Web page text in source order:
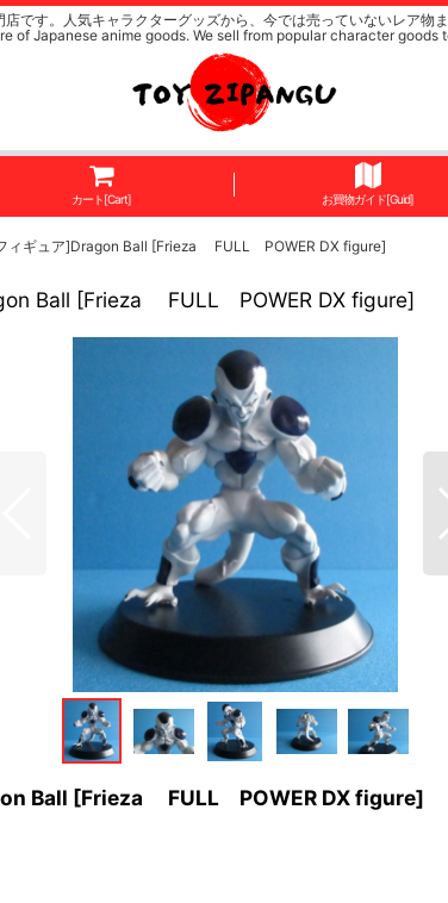
です。人気キャラクターグッズから、今では売っていないレア物
of Japanese anime goods. We sell from popular character goods
カート[Cart] お買物ガイド[Guid]
ィギュア]Dragon Ball [Frieza FULL POWER DX figure]
Ball [Frieza FULL POWER DX figure]
Ball [Frieza FULL POWER DX figure]